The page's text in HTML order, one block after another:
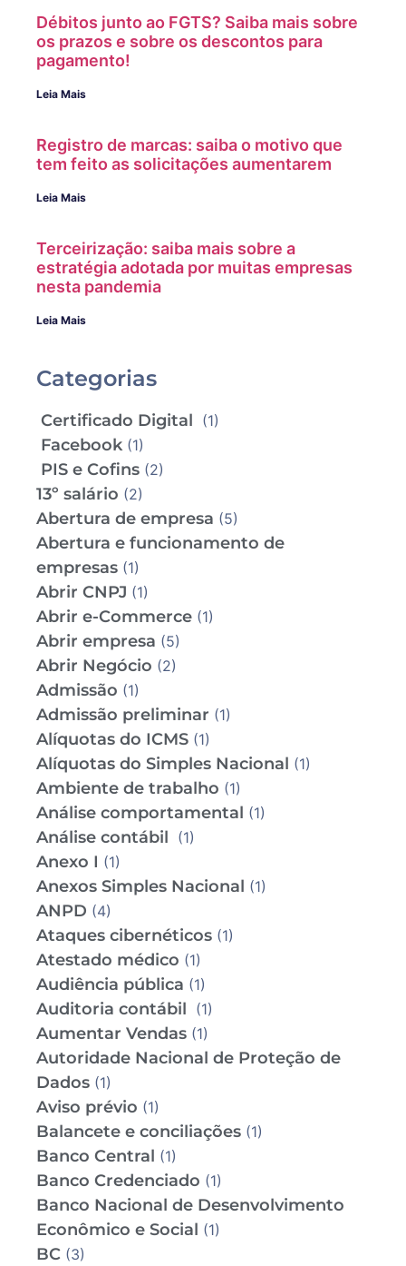
Débitos junto ao FGTS? Saiba mais sobre
os prazos e sobre os descontos para
pagamento!
Leia Mais
Registro de marcas: saiba o motivo que
tem feito as solicitações aumentarem
Leia Mais
Terceirização: saiba mais sobre a
estratégia adotada por muitas empresas
nesta pandemia
Leia Mais
Categorias
Certificado Digital (1)
Facebook(1)
PIS e Cofins (2)
13º salário (2)
Abertura de empresa (5)
Abertura e funcionamento de
empresas (1)
Abrir CNPJ (1)
Abrir e-Commerce (1)
Abrir empresa (5)
Abrir Negócio (2)
Admissão (1)
Admissão preliminar (1)
Alíquotas do ICMS (1)
Alíquotas do Simples Nacional (1)
Ambiente de trabalho (1)
Análise comportamental (1)
Análise contábil (1)
Anexo I (1)
Anexos Simples Nacional (1)
ANPD (4)
Ataques cibernéticos (1)
Atestado médico (1)
Audiência pública (1)
Auditoria contábil (1)
Aumentar Vendas (1)
Autoridade Nacional de Proteção de
Dados (1)
Aviso prévio (1)
Balancete e conciliações (1)
Banco Central (1)
Banco Credenciado (1)
Banco Nacional de Desenvolvimento
Econômico e Social (1)
BC (3)